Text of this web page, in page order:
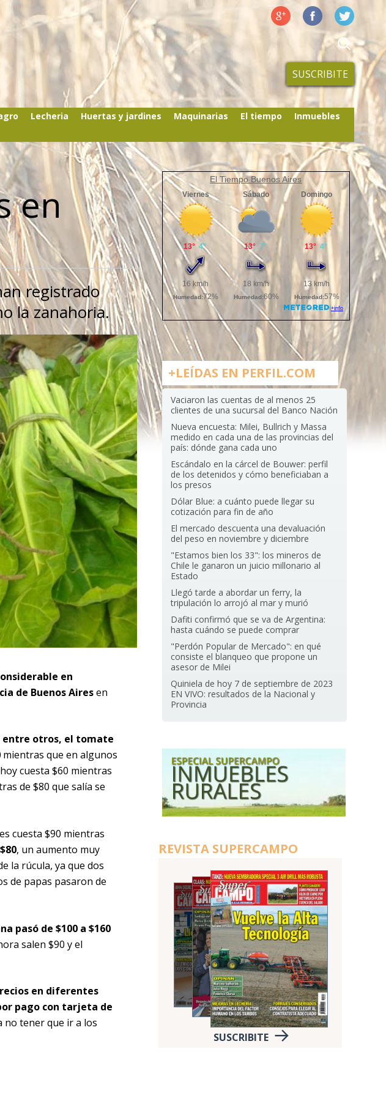
SUSCRIBITE
Lecheria Huertas y jardines Maquinarias El tiempo
Inmuebles
en
registrado
la zanahoria.
en
de Buenos Airesen
entre otros, el tomate
mientras que en algunos
cuesta $60 mientras
de $80 que salía se
cuesta $90 mientras
, un aumento muy
la rúcula, ya que dos
de papas pasaron de
pasó de $100 a $160
salen $90 y el
en diferentes
pago con tarjeta de
no tener que ir a los
El Tiempo Buenos Aires
+LEÍDAS EN PERFIL.COM
Vaciaron las cuentas de al menos 25
clientes de una sucursal del Banco Nación
Nueva encuesta: Milei, Bullrich y Massa
medido en cada una de las provincias del
país: dónde gana cada uno
Escándalo en la cárcel de Bouwer: perfil
de los detenidos y cómo beneficiaban a
los presos
Dólar Blue: a cuánto puede llegar su
cotización para fin de año
El mercado descuenta una devaluación
del peso en noviembre y diciembre
"Estamos bien los 33": los mineros de
Chile le ganaron un juicio millonario al
Estado
Llegó tarde a abordar un ferry, la
tripulación lo arrojó al mar y murió
Dafiti confirmó que se va de Argentina:
hasta cuándo se puede comprar
"Perdón Popular de Mercado": en qué
consiste el blanqueo que propone un
asesor de Milei
Quiniela de hoy 7 de septiembre de 2023
EN VIVO: resultados de la Nacional y
Provincia
REVISTA SUPERCAMPO
SUSCRIBITE